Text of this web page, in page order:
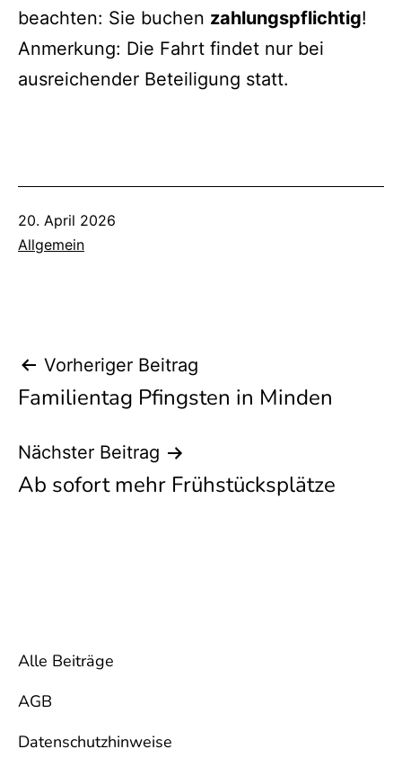
beachten: Sie buchen zahlungspflichtig!
Anmerkung: Die Fahrt findet nur bei
ausreichender Beteiligung statt.
Veröffentlicht
am
20. April 2026
Kategorisiert
Allgemein
Beitragsnavigation
Vorheriger Beitrag
Familientag Pfingsten in Minden
Nächster Beitrag
Ab sofort mehr Frühstücksplätze
Alle Beiträge
AGB
Datenschutzhinweise